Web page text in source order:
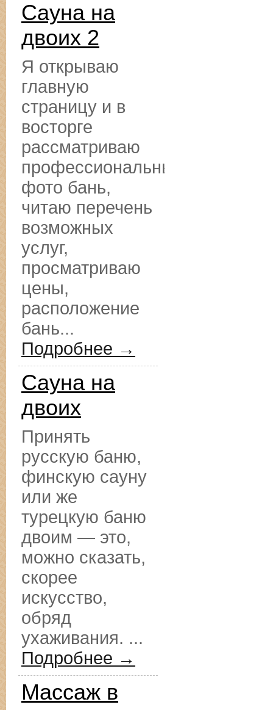
Сауна на
двоих 2
Я открываю
главную
страницу и в
восторге
рассматриваю
профессиональные
фото бань,
читаю перечень
возможных
услуг,
просматриваю
цены,
расположение
бань...
Подробнее →
Сауна на
двоих
Принять
русскую баню,
финскую сауну
или же
турецкую баню
двоим — это,
можно сказать,
скорее
искусство,
обряд
ухаживания. ...
Подробнее →
Массаж в